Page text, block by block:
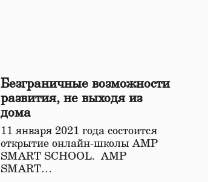
Безграничные возможности
развития, не выходя из
дома
11 января 2021 года состоится
открытие онлайн-школы АМР
SMART SCHOOL. АМР
SMART…